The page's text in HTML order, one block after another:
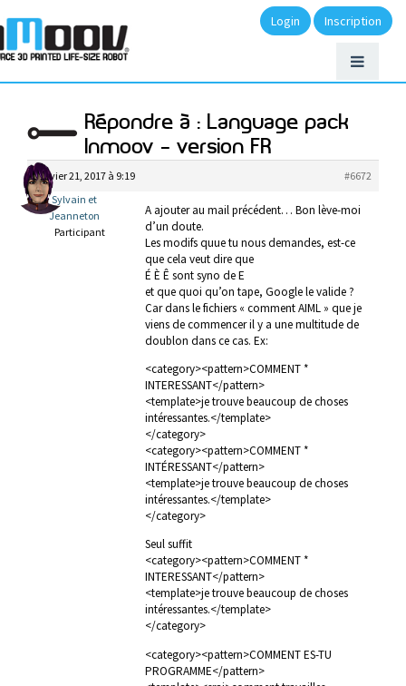
Login Inscription
Répondre à : Language pack
Inmoov – version FR
janvier 21, 2017 à 9:19
#6672
Sylvain et
Jeanneton
Participant
A ajouter au mail précédent… Bon lève-moi
d’un doute.
Les modifs quue tu nous demandes, est-ce
que cela veut dire que
É È Ê sont syno de E
et que quoi qu’on tape, Google le valide ?
Car dans le fichiers « comment AIML » que je
viens de commencer il y a une multitude de
doublon dans ce cas. Ex:
<category><pattern>COMMENT *
INTERESSANT</pattern>
<template>je trouve beaucoup de choses
intéressantes.</template>
</category>
<category><pattern>COMMENT *
INTÉRESSANT</pattern>
<template>je trouve beaucoup de choses
intéressantes.</template>
</category>
Seul suffit
<category><pattern>COMMENT *
INTERESSANT</pattern>
<template>je trouve beaucoup de choses
intéressantes.</template>
</category>
<category><pattern>COMMENT ES-TU
PROGRAMME</pattern>